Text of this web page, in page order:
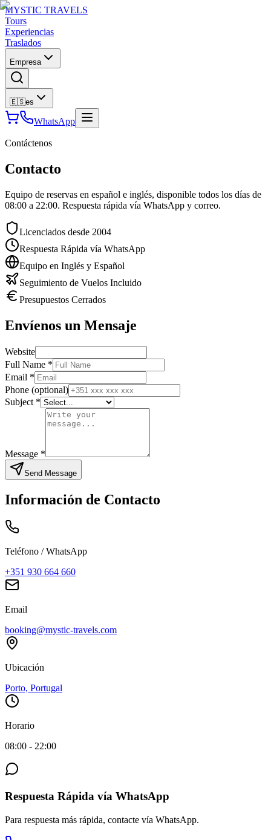
MYSTIC TRAVELS
Tours
Experiencias
Traslados
Empresa
🇪🇸es
WhatsApp
Contáctenos
Contacto
Equipo de reservas en español e inglés, disponible todos los días de
08:00 a 22:00. Respuesta rápida vía WhatsApp y correo.
Licenciados desde 2004
Respuesta Rápida vía WhatsApp
Equipo en Inglés y Español
Seguimiento de Vuelos Incluido
Presupuestos Cerrados
Envíenos un Mensaje
Website
Full Name *
Email *
Phone (optional)
Subject *
Message *
Send Message
Información de Contacto
Teléfono / WhatsApp
+351 930 664 660
Email
booking@mystic-travels.com
Ubicación
Porto, Portugal
Horario
08:00 - 22:00
Respuesta Rápida vía WhatsApp
Para respuesta más rápida, contacte vía WhatsApp.